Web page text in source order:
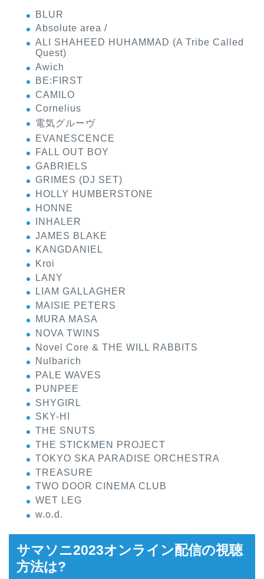
BLUR
Absolute area /
ALI SHAHEED HUHAMMAD (A Tribe Called
Quest)
Awich
BE:FIRST
CAMILO
Cornelius
電気グルーヴ
EVANESCENCE
FALL OUT BOY
GABRIELS
GRIMES (DJ SET)
HOLLY HUMBERSTONE
HONNE
INHALER
JAMES BLAKE
KANGDANIEL
Kroi
LANY
LIAM GALLAGHER
MAISIE PETERS
MURA MASA
NOVA TWINS
Novel Core & THE WILL RABBITS
Nulbarich
PALE WAVES
PUNPEE
SHYGIRL
SKY-HI
THE SNUTS
THE STICKMEN PROJECT
TOKYO SKA PARADISE ORCHESTRA
TREASURE
TWO DOOR CINEMA CLUB
WET LEG
w.o.d.
サマソニ2023オンライン配信の視聴
方法は?